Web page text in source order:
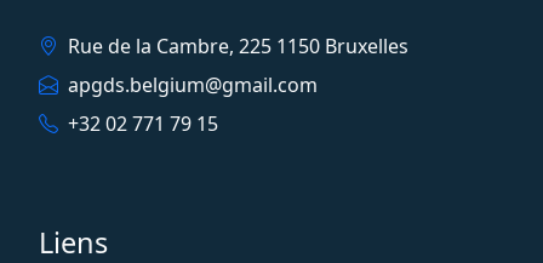
Rue de la Cambre, 225 1150 Bruxelles
apgds.belgium@gmail.com
+32 02 771 79 15
Liens